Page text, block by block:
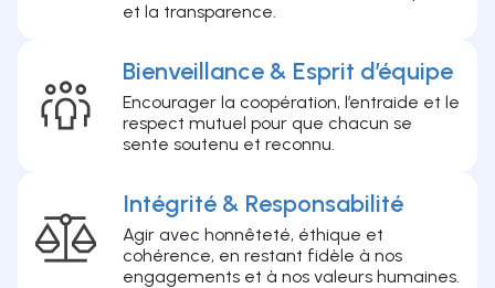
et la transparence.
Bienveillance & Esprit d’équipe
Encourager la coopération, l’entraide et le
respect mutuel pour que chacun se
sente soutenu et reconnu.
Intégrité & Responsabilité
Agir avec honnêteté, éthique et
cohérence, en restant fidèle à nos
engagements et à nos valeurs humaines.